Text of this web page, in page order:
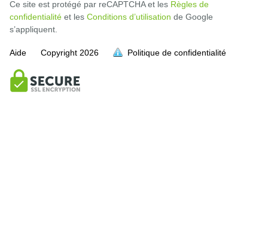
Ce site est protégé par reCAPTCHA et les Règles de
confidentialité et les Conditions d’utilisation de Google
s’appliquent.
Aide Copyright 2026 Politique de confidentialité